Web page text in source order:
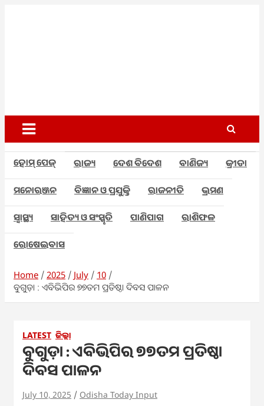
News
Network
Pvt Ltd
| World
News |
Today
ହୋମ୍ ପେଜ୍ ରାଜ୍ୟ ଦେଶ ବିଦେଶ ବାଣିଜ୍ୟ
କ୍ରୀଡା
ମନୋରଞ୍ଜନ
ବିଜ୍ଞାନ ଓ ପ୍ରଯୁକ୍ତି ରାଜନୀତି
ଭ୍ରମଣ
ସ୍ୱାସ୍ଥ୍ୟ
ସାହିତ୍ୟ ଓ ସଂସ୍କୃତି ପାଣିପାଗ
ରାଶିଫଳ
ରୋଷେଇବାସ
Home 2025 July
10
ବୁଗୁଡ଼ା : ଏବିଭିପିର ୭୭ତମ ପ୍ରତିଷ୍ଠା ଦିବସ ପାଳନ
LATEST ଜିଲ୍ଲା
ବୁଗୁଡ଼ା : ଏବିଭିପିର ୭୭ତମ ପ୍ରତିଷ୍ଠା
ଦିବସ ପାଳନ
July 10, 2025 Odisha Today Input